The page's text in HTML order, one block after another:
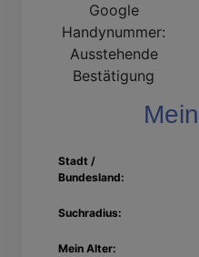
Google
Handynummer:
Ausstehende
Bestätigung
Stadt /
Bundesland:
Suchradius:
Mein Alter: